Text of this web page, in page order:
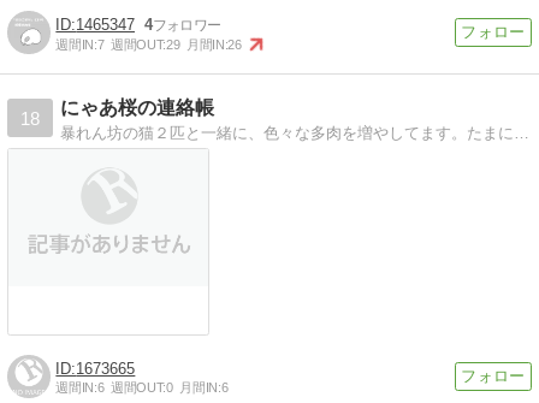
1465347 4
週間IN:7 週間OUT:29 月間IN:26
18
にゃあ桜の連絡帳
1673665
週間IN:6 週間OUT:0 月間IN:6